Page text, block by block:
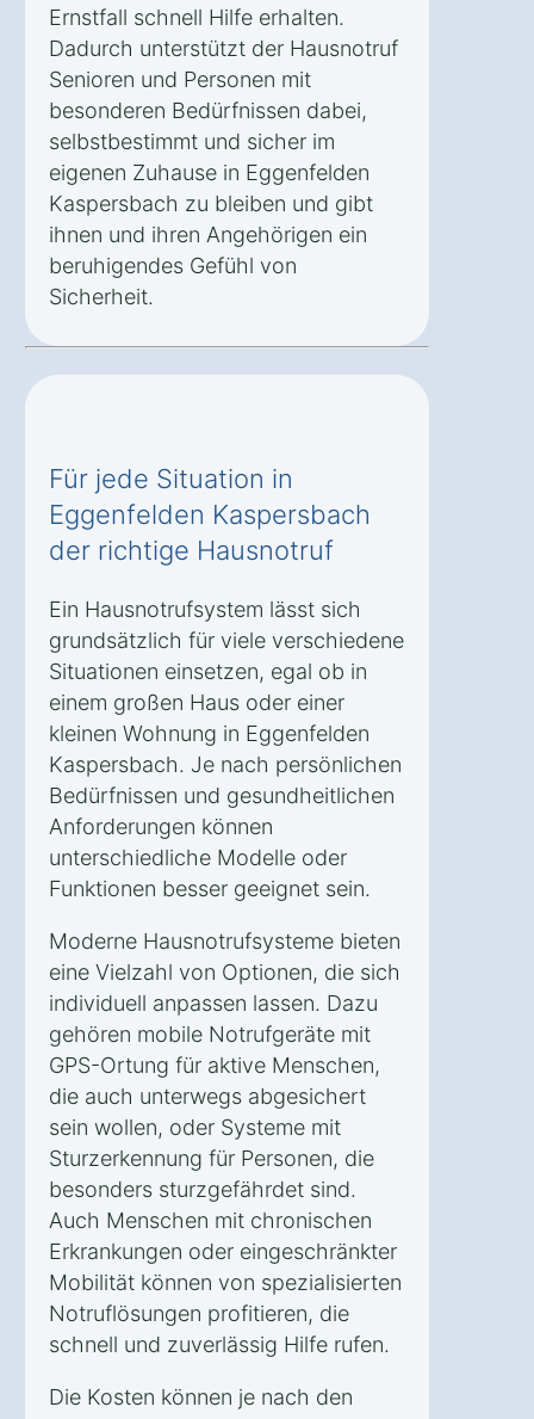
Ernstfall schnell Hilfe erhalten.
Dadurch unterstützt der Hausnotruf
Senioren und Personen mit
besonderen Bedürfnissen dabei,
selbstbestimmt und sicher im
eigenen Zuhause in Eggenfelden
Kaspersbach zu bleiben und gibt
ihnen und ihren Angehörigen ein
beruhigendes Gefühl von
Sicherheit.
Für jede Situation in
Eggenfelden Kaspersbach
der richtige Hausnotruf
Ein Hausnotrufsystem lässt sich
grundsätzlich für viele verschiedene
Situationen einsetzen, egal ob in
einem großen Haus oder einer
kleinen Wohnung in Eggenfelden
Kaspersbach. Je nach persönlichen
Bedürfnissen und gesundheitlichen
Anforderungen können
unterschiedliche Modelle oder
Funktionen besser geeignet sein.
Moderne Hausnotrufsysteme bieten
eine Vielzahl von Optionen, die sich
individuell anpassen lassen. Dazu
gehören mobile Notrufgeräte mit
GPS-Ortung für aktive Menschen,
die auch unterwegs abgesichert
sein wollen, oder Systeme mit
Sturzerkennung für Personen, die
besonders sturzgefährdet sind.
Auch Menschen mit chronischen
Erkrankungen oder eingeschränkter
Mobilität können von spezialisierten
Notruflösungen profitieren, die
schnell und zuverlässig Hilfe rufen.
Die Kosten können je nach den